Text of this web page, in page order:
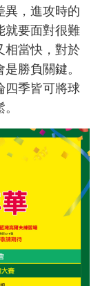
異，進攻時的
就要面對很難
相當快，對於
勝負關鍵。
四季皆可將球